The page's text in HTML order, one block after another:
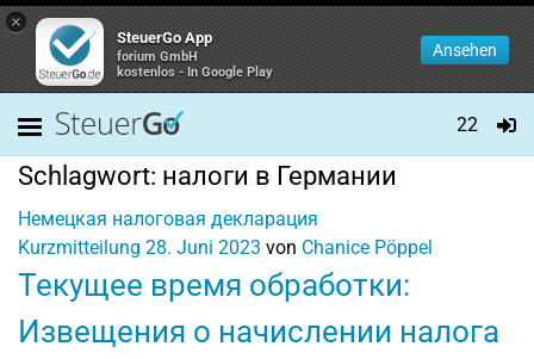
×
SteuerGo App
forium GmbH
kostenlos - In Google Play
Ansehen
22
Schlagwort: налоги в Германии
Немецкая налоговая декларация
Kurzmitteilung 28. Juni 2023 von Chanice Pöppel
Текущее время обработки:
Извещения о начислении налога